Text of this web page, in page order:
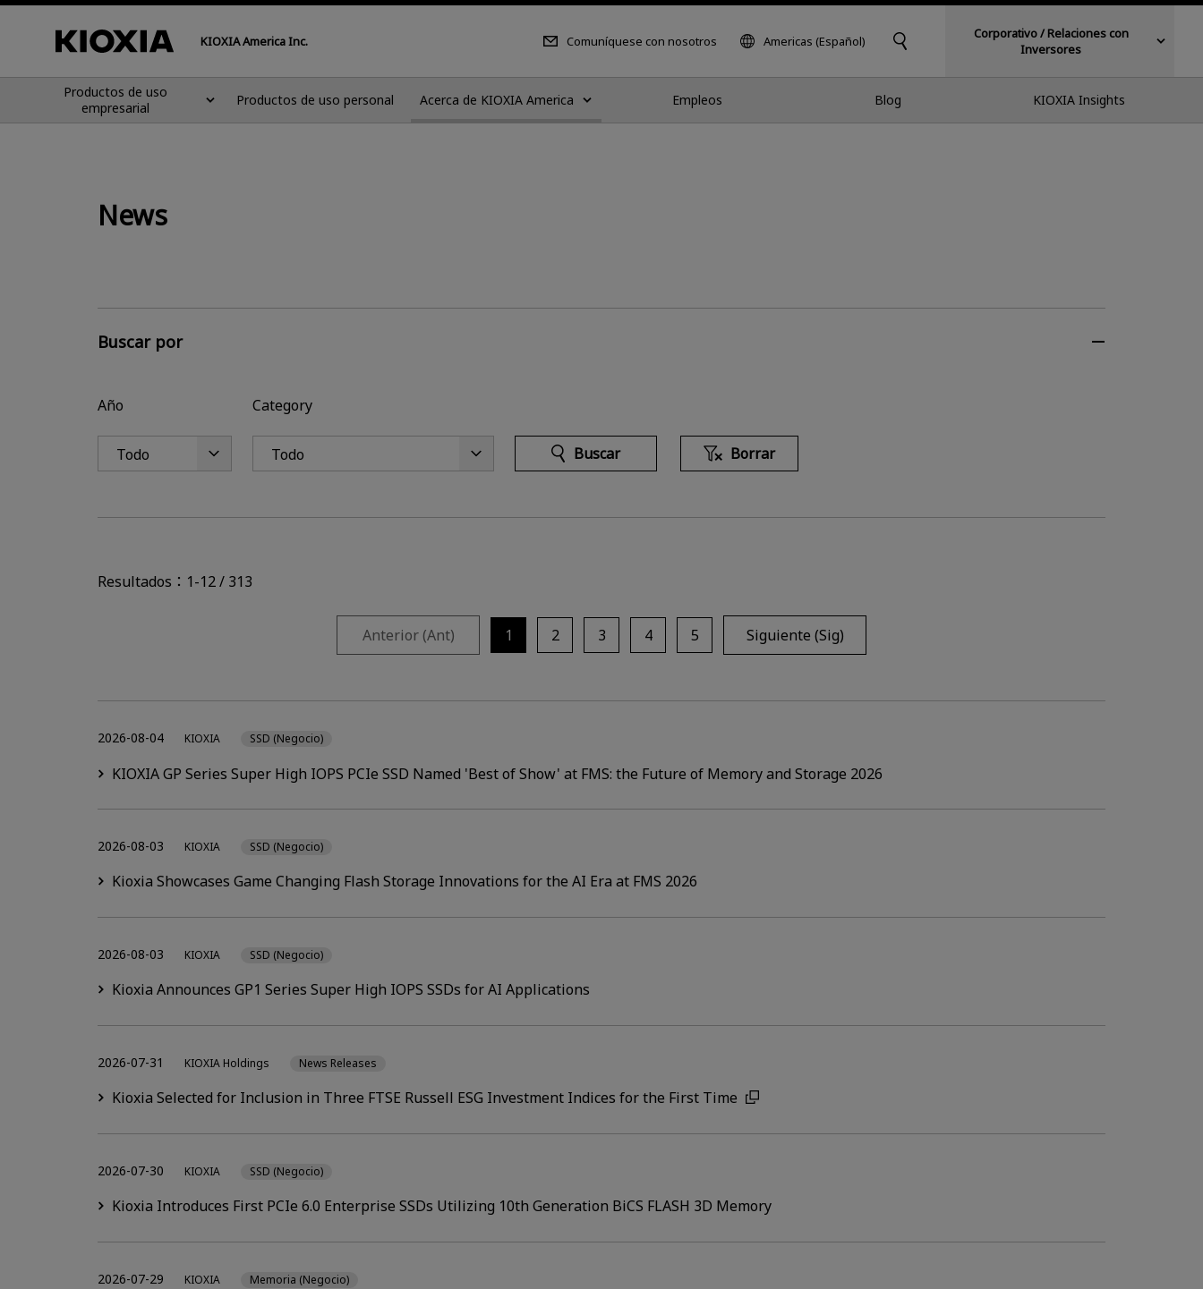
KIOXIA America Inc. Comuníquese con nosotros Americas (Español)
Corporativo / Relaciones con
Inversores
Productos de uso
empresarial
Productos de uso personal Acerca de KIOXIA America Empleos Blog KIOXIA Insights
News
Buscar por
Año Category
Buscar Borrar
Resultados：1-12 / 313
Anterior (Ant) 1 2 3 4 5 Siguiente (Sig)
KIOXIA GP Series Super High IOPS PCIe SSD Named 'Best of Show' at FMS: the Future of Memory and Storage 2026
2026-08-04 KIOXIA SSD (Negocio)
Kioxia Showcases Game Changing Flash Storage Innovations for the AI Era at FMS 2026
2026-08-03 KIOXIA SSD (Negocio)
Kioxia Announces GP1 Series Super High IOPS SSDs for AI Applications
2026-08-03 KIOXIA SSD (Negocio)
Kioxia Selected for Inclusion in Three FTSE Russell ESG Investment Indices for the First Time
2026-07-31 KIOXIA Holdings News Releases
Kioxia Introduces First PCIe 6.0 Enterprise SSDs Utilizing 10th Generation BiCS FLASH 3D Memory
2026-07-30 KIOXIA SSD (Negocio)
2026-07-29 KIOXIA Memoria (Negocio)